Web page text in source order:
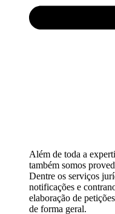
Além de toda a
também somos
Dentre os serviços
notificações e
elaboração de
de forma geral.